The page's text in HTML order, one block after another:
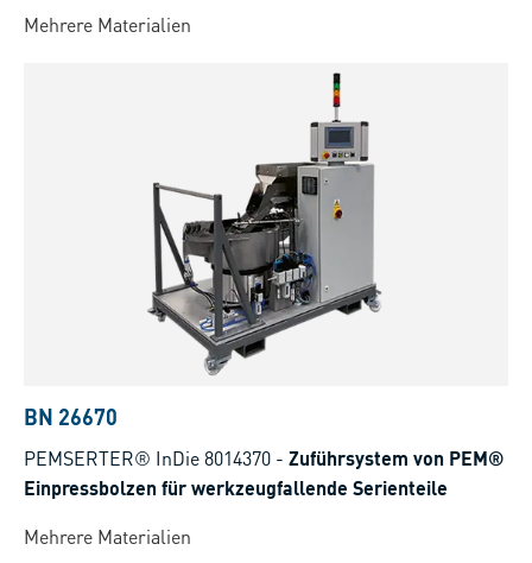
Mehrere Materialien
BN 26670
PEMSERTER® InDie 8014370 - Zuführsystem von PEM®
Einpressbolzen für werkzeugfallende Serienteile
Mehrere Materialien